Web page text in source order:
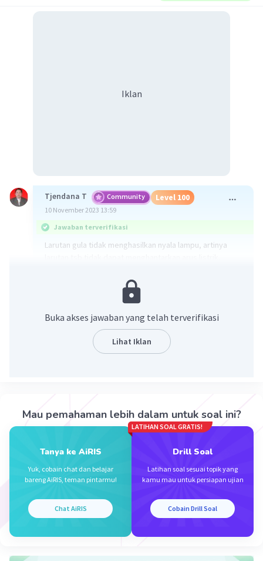
Iklan
Tjendana T Community Level 100
10 November 2023 13:59
Jawaban terverifikasi
Larutan gula tidak menghasilkan nyala lampu, artinya
Hal ini disebabkan karena gula dalam larutannya tidak
mengalami ionisasi atau tidak terbentuknya ion-ion yang
dapat menghantarkan arus listrik
·5.0
Iklan
Buka akses jawaban yang telah terverifikasi
Lihat Iklan
Mau pemahaman lebih dalam untuk soal ini?
Tanya ke AiRIS
Yuk, cobain chat dan belajar
bareng AiRIS, teman pintarmu!
Chat AiRIS
LATIHAN SOAL GRATIS!
Drill Soal
Latihan soal sesuai topik yang
kamu mau untuk persiapan ujian
Cobain Drill Soal